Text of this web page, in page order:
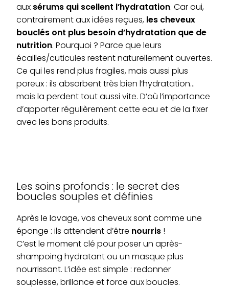
aux sérums qui scellent l’hydratation. Car oui,
contrairement aux idées reçues, les cheveux
bouclés ont plus besoin d’hydratation que de
nutrition. Pourquoi ? Parce que leurs
écailles/cuticules restent naturellement ouvertes.
Ce qui les rend plus fragiles, mais aussi plus
poreux : ils absorbent très bien l’hydratation…
mais la perdent tout aussi vite. D’où l’importance
d’apporter régulièrement cette eau et de la fixer
avec les bons produits.
Les soins profonds : le secret des
boucles souples et définies
Après le lavage, vos cheveux sont comme une
éponge : ils attendent d’être nourris !
C’est le moment clé pour poser un après-
shampoing hydratant ou un masque plus
nourrissant. L’idée est simple : redonner
souplesse, brillance et force aux boucles.